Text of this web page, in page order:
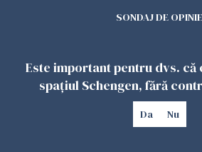
SONDAJ DE OPINIE
Este important pentru dvs.
spațiul Schengen, fără
Da Nu